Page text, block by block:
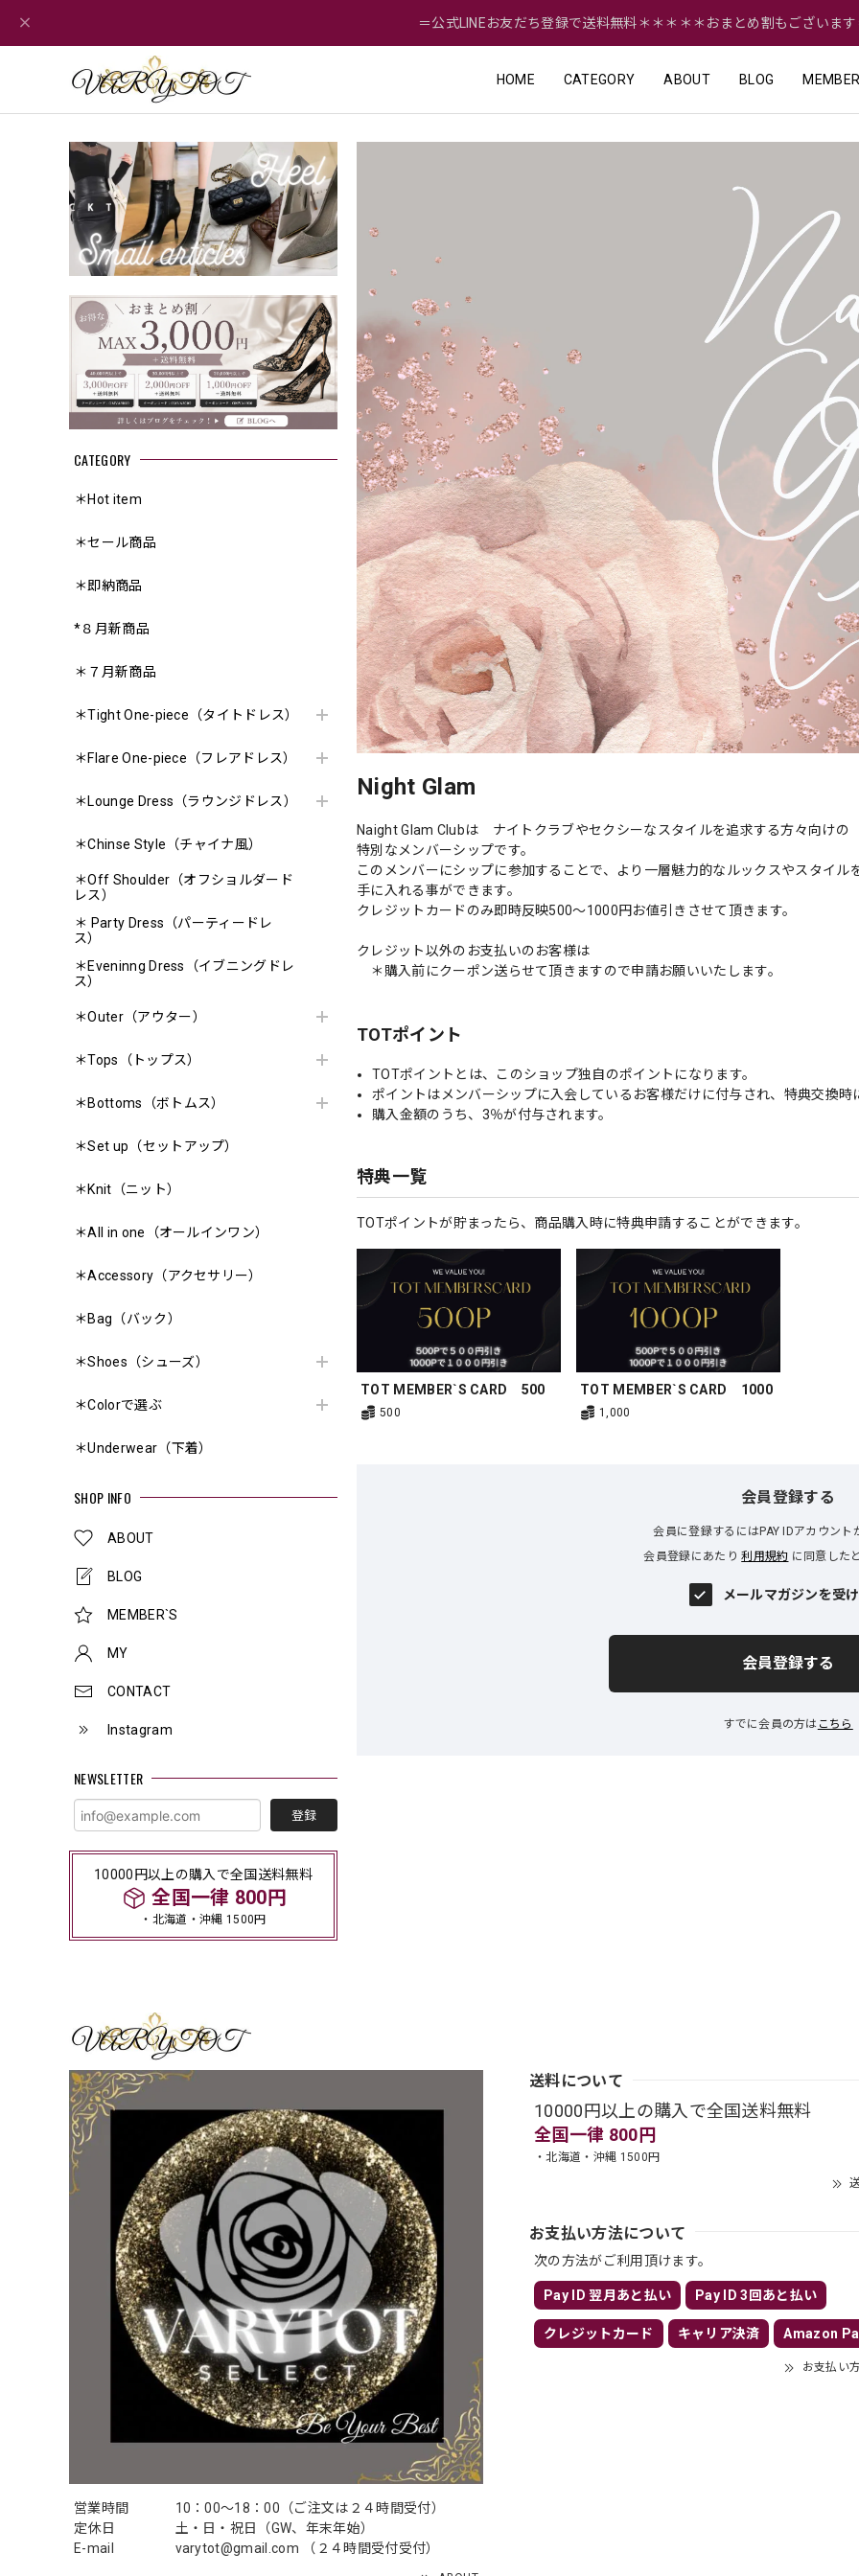
＝公式LINEお友だち登録で送料無料＊＊＊＊＊おまとめ割もございます
HOME CATEGORY ABOUT BLOG
CATEGORY
＊Hot item
＊セール商品
＊即納商品
*８月新商品
＊７月新商品
＊Tight One-piece（タイトドレス）
＊Flare One-piece（フレアドレス）
＊Lounge Dress（ラウンジドレス）
＊Chinse Style（チャイナ風）
＊Off Shoulder（オフショルダード
レス）
＊ Party Dress（パーティードレ
ス）
＊Eveninng Dress（イブニングドレ
ス）
＊Outer（アウター）
＊Tops（トップス）
＊Bottoms（ボトムス）
＊Set up（セットアップ）
＊Knit（ニット）
＊All in one（オールインワン）
＊Accessory（アクセサリー）
＊Bag（バック）
＊Shoes（シューズ）
＊Colorで選ぶ
＊Underwear（下着）
SHOP INFO
ABOUT
BLOG
MEMBER`S
MY
CONTACT
Instagram
NEWSLETTER
登録
10000円以上の購入で全国送料無料
全国一律 800円
・北海道・沖縄 1500円
Night Glam
Naight Glam Clubは ナイトクラブやセクシーなスタイルを追求する方々向けの
特別なメンバーシップです。
このメンバーにシップに参加することで、より一層魅力的なルックスやスタイル
手に入れる事ができます。
クレジットカードのみ即時反映500〜1000円お値引きさせて頂きます。
クレジット以外のお支払いのお客様は
＊購入前にクーポン送らせて頂きますので申請お願いいたします。
TOTポイント
TOTポイントとは、このショップ独自のポイントになります。
ポイントはメンバーシップに入会しているお客様だけに付与され、特典交換時
購入金額のうち、3％が付与されます。
特典一覧
TOTポイントが貯まったら、商品購入時に特典申請することができます。
TOT MEMBER`S CARD 500
500
TOT MEMBER`S CARD 1000
1,000
会員登録する
会員に登録するにはPAY IDアカウント
会員登録にあたり利用規約 に同意した
メールマガジンを受
会員登録する
すでに会員の方は こちら
営業時間
10：00〜18：00（ご注文は２４時間受付）
定休日
土・日・祝日（GW、年末年始）
E-mail
varytot@gmail.com （２４時間受付受付）
送料について
10000円以上の購入で全国送料無料
全国一律 800円
・北海道・沖縄 1500円
お支払い方法について
次の方法がご利用頂けます。
Pay ID 翌月あと払い Pay ID 3回あと払い
クレジットカード キャリア決済 Amazon
お支払い